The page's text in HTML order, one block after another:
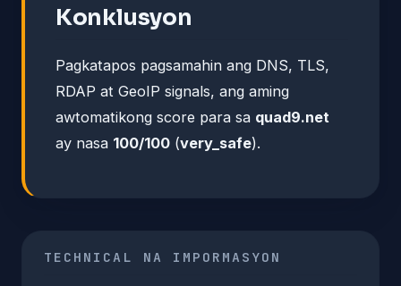
Konklusyon
Pagkatapos pagsamahin ang DNS, TLS,
RDAP at GeoIP signals, ang aming
awtomatikong score para sa quad9.net
ay nasa 100/100 (very_safe).
TECHNICAL NA IMPORMASYON